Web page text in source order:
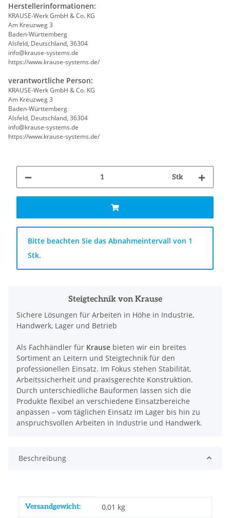
Herstellerinformationen:
KRAUSE-Werk GmbH & Co. KG
Am Kreuzweg 3
Baden-Württemberg
Alsfeld, Deutschland, 36304
info@krause-systems.de
https://www.krause-systems.de/
verantwortliche Person:
KRAUSE-Werk GmbH & Co. KG
Am Kreuzweg 3
Baden-Württemberg
Alsfeld, Deutschland, 36304
info@krause-systems.de
https://www.krause-systems.de/
Stk
x
Bitte beachten Sie das Abnahmeintervall von 1
Stk.
Steigtechnik von Krause
Sichere Lösungen für Arbeiten in Höhe in Industrie,
Handwerk, Lager und Betrieb
Als Fachhändler für Krause bieten wir ein breites
Sortiment an Leitern und Steigtechnik für den
professionellen Einsatz. Im Fokus stehen Stabilität,
Arbeitssicherheit und praxisgerechte Konstruktion.
Durch unterschiedliche Bauformen lassen sich die
Produkte flexibel an verschiedene Einsatzbereiche
anpassen – vom täglichen Einsatz im Lager bis hin zu
anspruchsvollen Arbeiten in Industrie und Handwerk.
Beschreibung
Produkteigenschaft
Wert
Versandgewicht: 0,01 kg